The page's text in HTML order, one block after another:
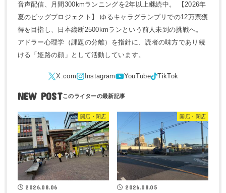
音声配信、月間300kmランニングを2年以上継続中。 【2026年
夏のビッグプロジェクト】 ゆるキャラグランプリでの12万票獲
得を目指し、日本縦断2500kmランという前人未到の挑戦へ。
アドラー心理学（課題の分離）を指針に、読者の味方であり続
ける「姫路の顔」として活動しています。
NEW POST
開店・閉店
2026.08.06
開店・閉店
2026.08.05